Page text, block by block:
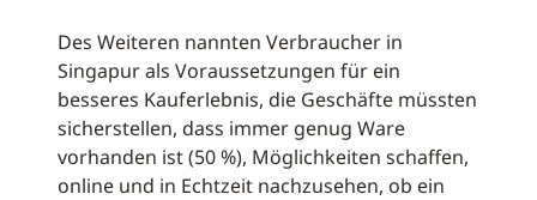
Des Weiteren nannten Verbraucher in
Singapur als Voraussetzungen für ein
besseres Kauferlebnis, die Geschäfte müssten
sicherstellen, dass immer genug Ware
vorhanden ist (50 %), Möglichkeiten schaffen,
online und in Echtzeit nachzusehen, ob ein